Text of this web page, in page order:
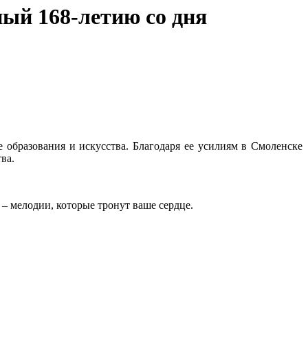
168-летию со дня
и искусства. Благодаря ее усилиям в Смоленске
которые тронут ваше сердце.